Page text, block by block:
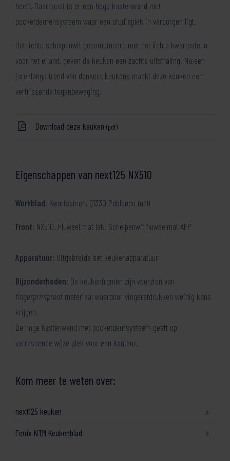
heeft. Daarnaast is er een hoge kastenwand met
pocketdeurensysteem waar een studieplek in verborgen ligt.
Het lichte schelpenwit gecombineerd met het lichte kwartssteen
voor het eiland, geven de keuken een zachte uitstraling. Na een
jarenlange trend van donkere keukens maakt deze keuken een
verfrissende tegenbeweging.
Download deze keuken (pdf)
Eigenschappen van next125 NX510
Werkblad: Kwartssteen, Q1330 Poblenou matt
Front: NX510. Fluweel mat lak. Schelpenwit fluweelmat AFP
Apparatuur: Uitgebreide set keukenapparatuur
Bijzonderheden: De keukenfronten zijn voorzien van
fingerprintproof materiaal waardoor vingerafdrukken weinig kans
krijgen.
De hoge kastenwand met pocketdeursysteem geeft op
verrassende wijze plek voor een kantoor.
Kom meer te weten over:
next125 keuken
Fenix NTM Keukenblad